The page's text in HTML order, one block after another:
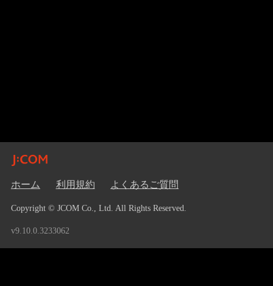
ホーム 利用規約 よくあるご質問
Copyright © JCOM Co., Ltd. All Rights Reserved.
v9.10.0.3233062